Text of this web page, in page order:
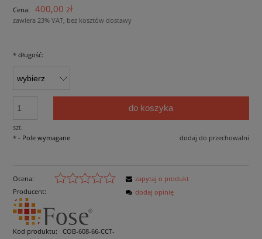
Cena: 400,00 zł
zawiera 23% VAT, bez kosztów dostawy
* długość:
szt.
do koszyka
dodaj do przechowalni
* - Pole wymagane
Ocena:
Producent:
Kod produktu:
COB-608-66-CCT-
zapytaj o produkt
dodaj opinię